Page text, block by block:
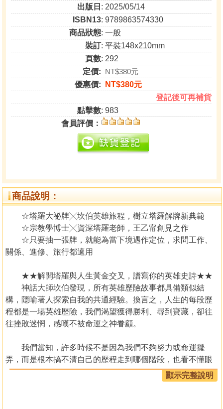
出版日 : 2025/05/14
ISBN13: 9789863574330
商品狀態: 一般
裝訂: 平裝148x210mm
頁數: 292
定價: NT$380元
優惠價:
NT$380元
登記後可再補貨
點擊數: 983
會員評價：
商品說明：
☆塔羅大祕牌╳坎伯英雄旅程，樹立塔羅解牌新典範
☆宗教學博士╳資深塔羅老師，王乙甯創見之作
☆只要抽一張牌，就能為當下境遇作定位，求問工作、
關係、進修、旅行都適用
★★解開塔羅與人生黃金交叉，譜寫你的英雄史詩★★
神話大師坎伯發現，所有英雄歷險故事都具備類似結
構，隱喻著人探索自我的共通經驗。換言之，人生的每段歷
程都是一場英雄歷險，我們渴望獲得勝利、尋到寶藏，卻往
往挫敗迷惘，感嘆不被命運之神眷顧。
我們當知，許多時候不是因為我們不夠努力或命運擺
弄，而是根本搞不清自己的歷程走到哪個階段，也看不懂眼
前事態的深層意義，無從跨越關卡升級。
顯示完整說明